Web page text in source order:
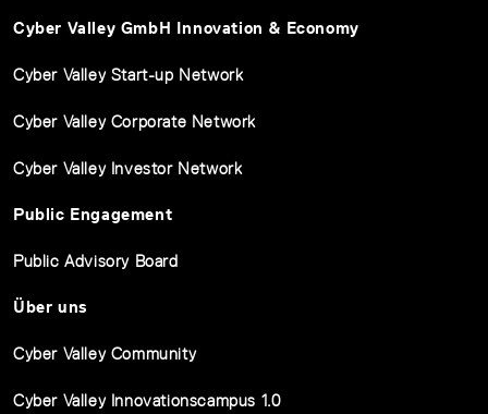
Cyber Valley GmbH Innovation & Economy
Cyber Valley Start-up Network
Cyber Valley Corporate Network
Cyber Valley Investor Network
Public Engagement
Public Advisory Board
Über uns
Cyber Valley Community
Cyber Valley Innovationscampus 1.0